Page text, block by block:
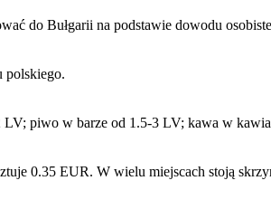
do Bułgarii na podstawie dowodu
polskiego.
piwo w barze od 1.5-3 LV; kawa w
0.35 EUR. W wielu miejscach stoją